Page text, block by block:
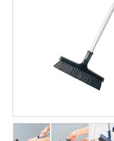
BM向け洗剤・ワックス
清掃用品
清掃用機械
バケツ